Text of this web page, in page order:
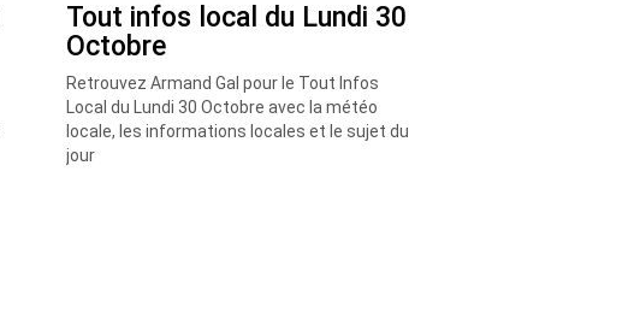
Tout infos local du Lundi 30
Octobre
Retrouvez Armand Gal pour le Tout Infos
Local du Lundi 30 Octobre avec la météo
locale, les informations locales et le sujet du
jour